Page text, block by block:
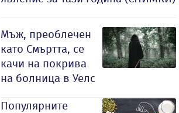
Мъж, преоблечен
като Смъртта, се
качи на покрива
на болница в Уелс
Популярните